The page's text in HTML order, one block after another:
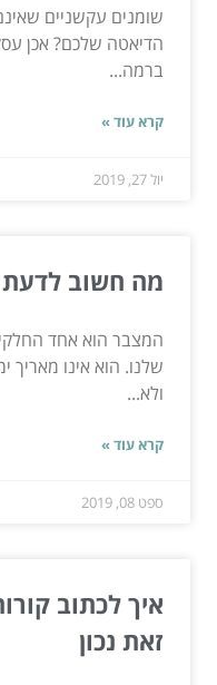
שומנים עקשניים
הדיאטה שלכם? אכן
ברמה...
קרא עוד »
יול 27, 2019
מה חשוב לדעת
המצבר הוא אחד
שלנו. הוא אינו מאריך
ולא...
קרא עוד »
ספט 08, 2019
איך לכתוב
זאת נכון